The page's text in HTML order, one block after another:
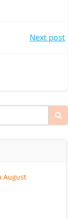
Next post
August